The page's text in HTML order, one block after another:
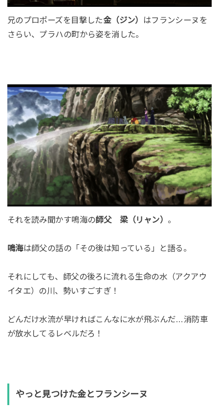
兄のプロポーズを目撃した金（ジン）
はフランシーヌを
さらい、プラハの町から姿を消した。
それを読み聞かす鳴海の師父 梁（リャン） 。
鳴海は師父の話の「その後は知っている」と語る。
それにしても、師父の後ろに流れる生命の水（アクアウ
イタエ）の川、勢いすごすぎ！
どんだけ水流が早ければこんなに水が飛ぶんだ…消防車
が放水してるレベルだろ！
やっと見つけた金とフランシーヌ